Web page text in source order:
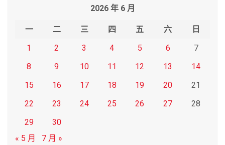
2026 年 6 月
一 二 三 四 五 六
日
1
2 3 4 5 6
7
8
9 10 11 12 13
14
15
16 17 18 19 20
21
22
23 24 25 26 27
28
29
30
« 5 月
7 月 »